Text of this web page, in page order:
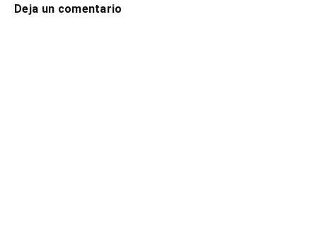
Deja un comentario